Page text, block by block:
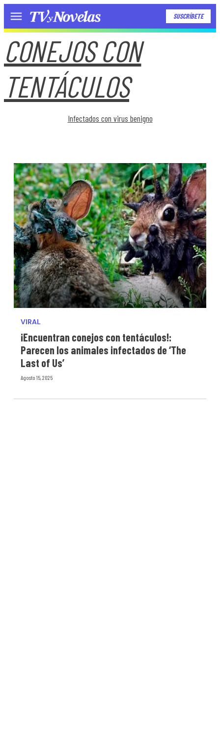
Menú SUSCRÍBETE
CONEJOS CON
TENTÁCULOS
Infectados con virus benigno
VIRAL
¡Encuentran conejos con tentáculos!:
Parecen los animales infectados de ‘The
Last of Us’
Agosto 15, 2025